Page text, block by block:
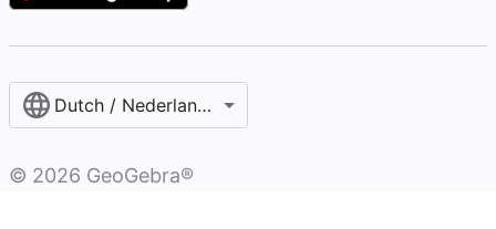
Dutch / Nederlands‎ (België)‎
© 2026 GeoGebra®